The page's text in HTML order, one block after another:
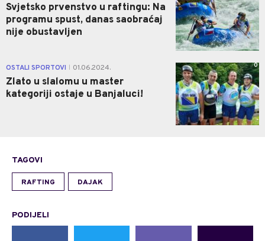
Svjetsko prvenstvo u raftingu: Na
programu spust, danas saobraćaj
nije obustavljen
OSTALI SPORTOVI 01.06.2024.
Zlato u slalomu u master
kategoriji ostaje u Banjaluci!
0
TAGOVI
RAFTING DAJAK
PODIJELI